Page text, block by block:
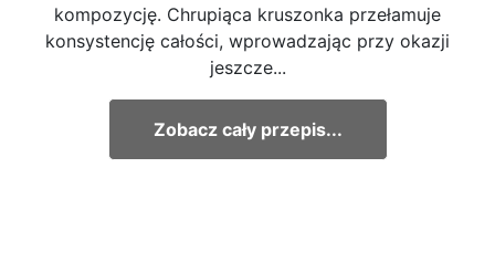
kompozycję. Chrupiąca kruszonka przełamuje
konsystencję całości, wprowadzając przy okazji
jeszcze...
Zobacz cały przepis...